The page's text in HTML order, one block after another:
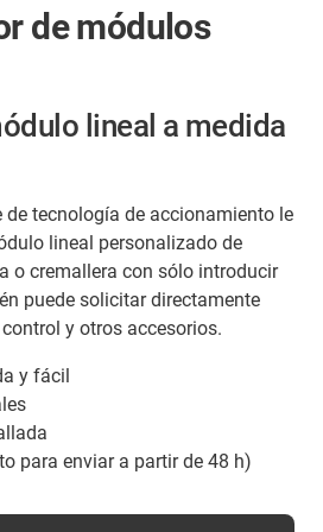
de módulos
lineal a medida
de tecnología de accionamiento le
lineal personalizado de
o cremallera con sólo introducir
puede solicitar directamente
y otros accesorios.
y fácil
para enviar a partir de 48 h)